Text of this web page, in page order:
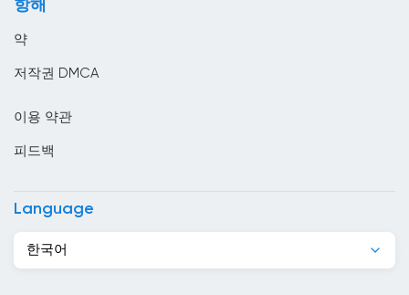
몬테네그로
몰디브
항해
약
저작권 DMCA
이용 약관
피드백
Language
한국어